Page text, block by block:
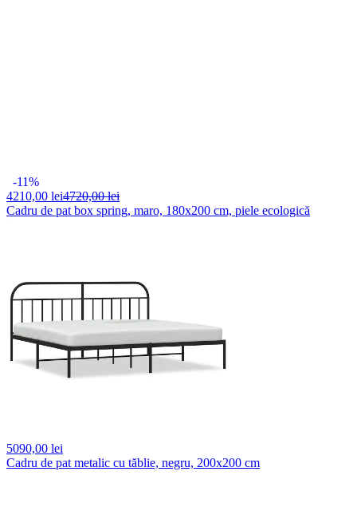
-11%
4210,00 lei4720,00 lei
Cadru de pat box spring, maro, 180x200 cm, piele ecologică
5090,00 lei
Cadru de pat metalic cu tăblie, negru, 200x200 cm